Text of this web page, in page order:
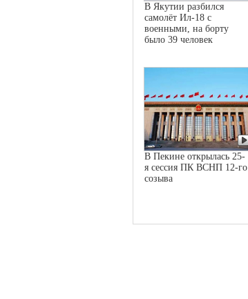
В Якутии разбился
самолёт Ил-18 с
военными, на борту
было 39 человек
В Пекине открылась 25-
я сессия ПК ВСНП 12-го
созыва